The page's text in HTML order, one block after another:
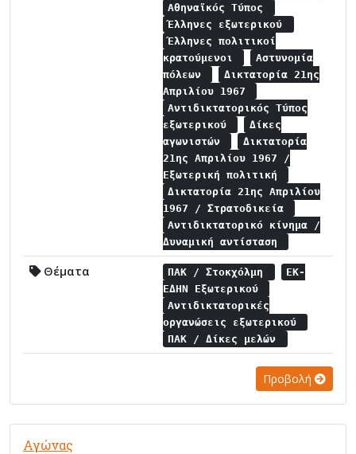
Αθηναϊκός Τύπος
Έλληνες εξωτερικού
Έλληνες πολιτικοί
κρατούμενοι
Αστυνομία
πόλεων
Δικτατορία 21ης
Απριλίου 1967
Αντιδικτατορικός Τύπος
εξωτερικού
Δίκες
αγωνιστών
Δικτατορία
21ης Απριλίου 1967 /
Εξωτερική πολιτική
Δικτατορία 21ης Απριλίου
1967 / Στρατοδικεία
Αντιδικτατορικό κίνημα /
Δυναμική αντίσταση
Θέματα ΠΑΚ / Στοκχόλμη
ΕΚ-
ΕΔΗΝ Εξωτερικού
Αντιδικτατορικές
οργανώσεις εξωτερικού
ΠΑΚ / Δίκες μελών
Προβολή
Αγώνας